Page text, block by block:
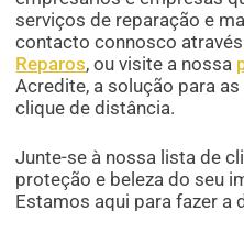
serviços de reparação e
contacto connosco
Reparos, ou visite a nossa
Acredite, a solução para
clique de distância.
Junte-se à nossa lista de
proteção e beleza do seu
Estamos aqui para fazer a